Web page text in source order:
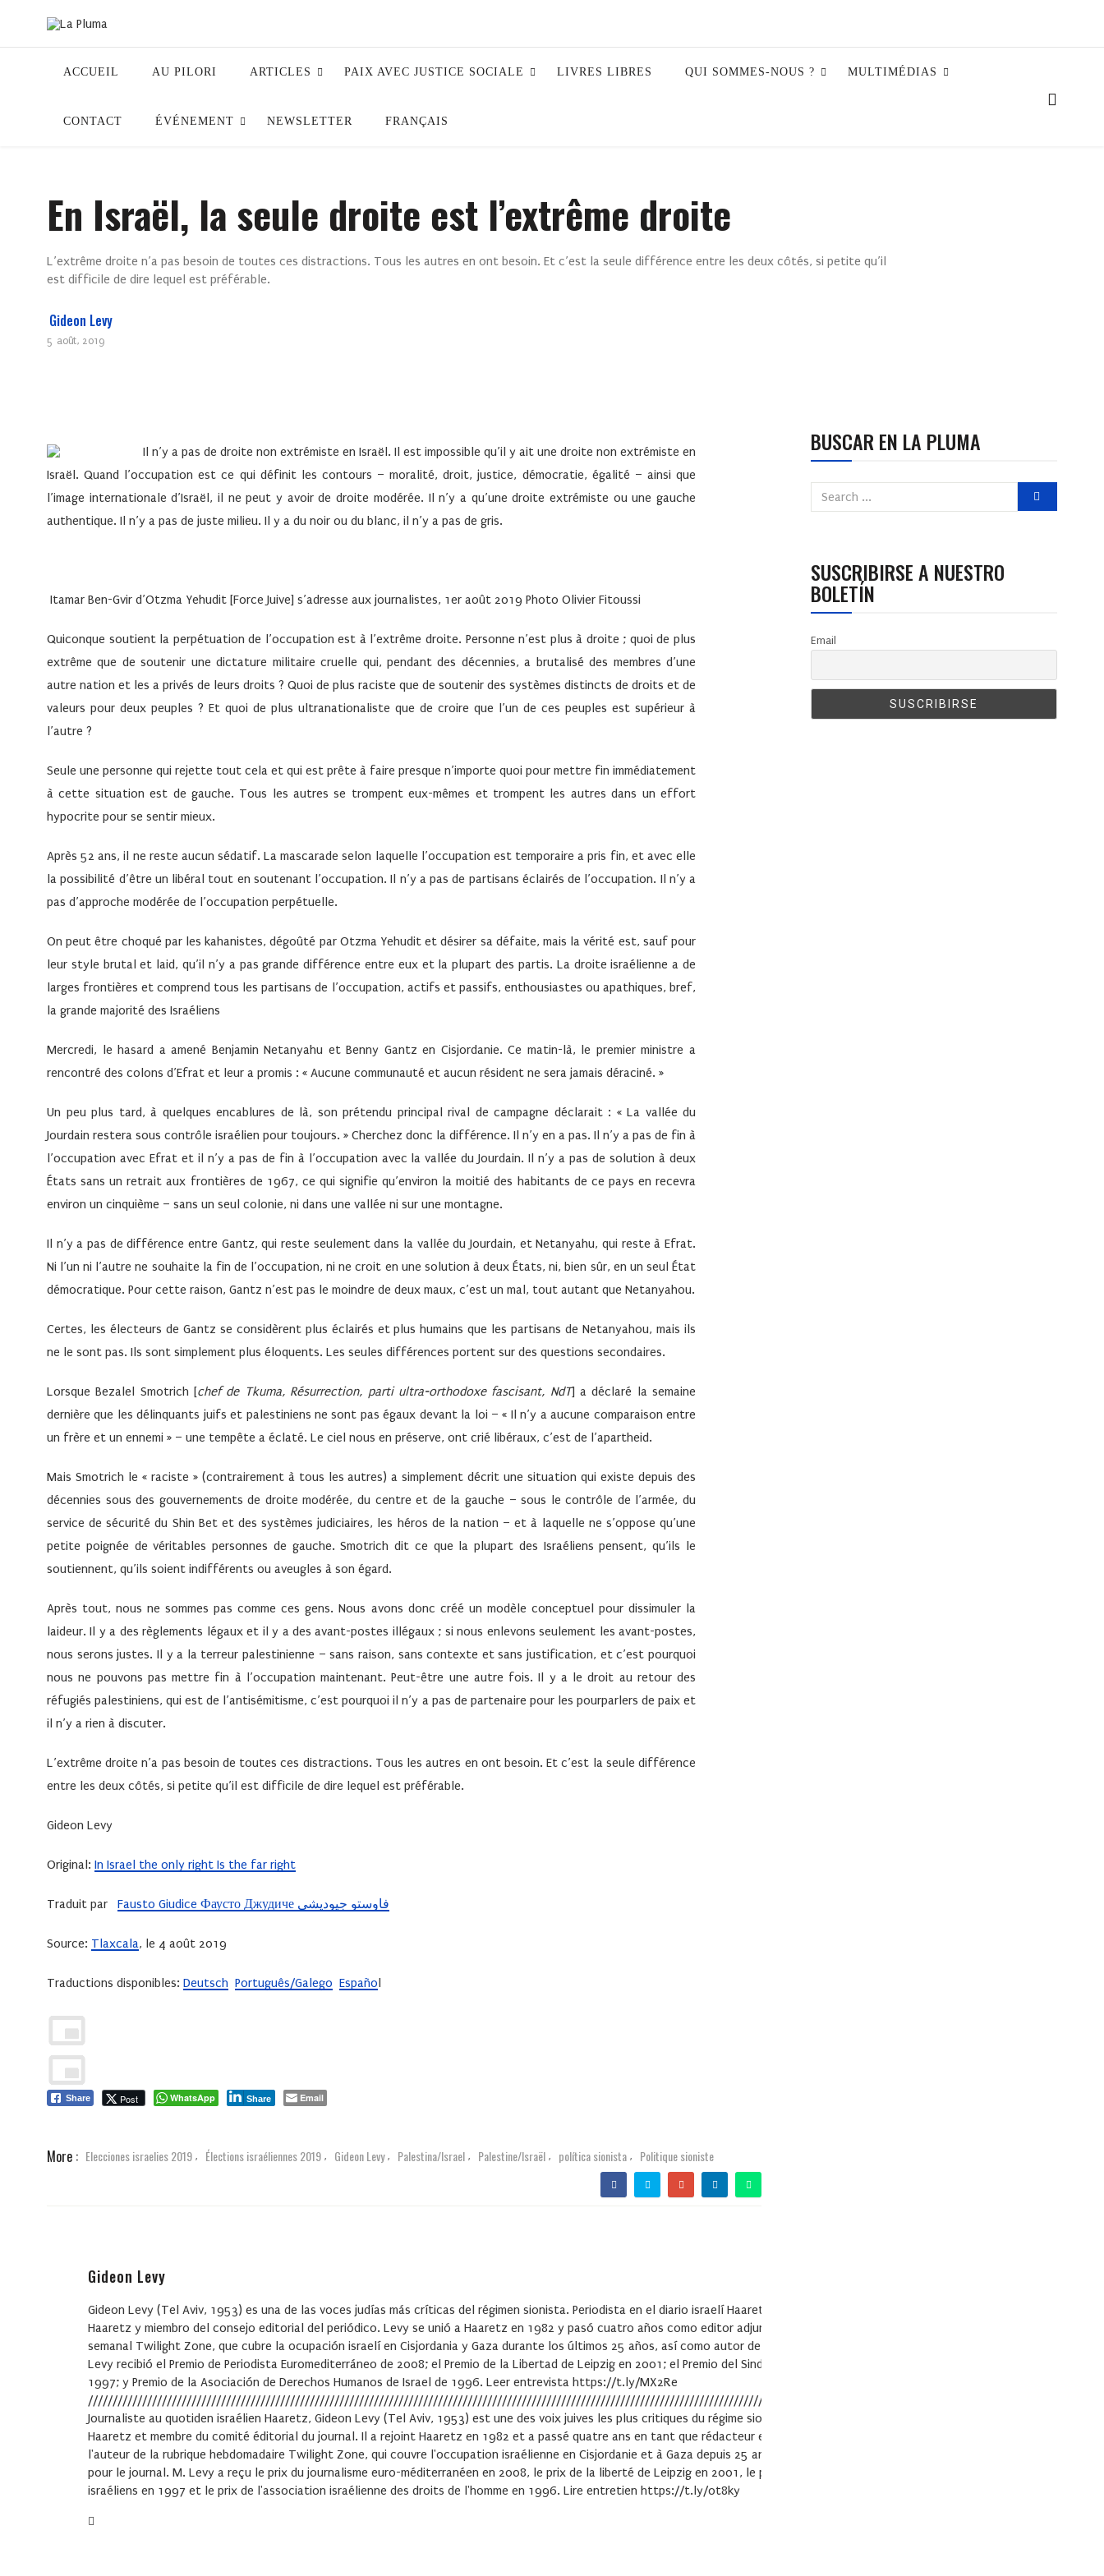
ACCUEIL AU PILORI ARTICLES PAIX AVEC JUSTICE SOCIALE LIVRES LIBRES QUI SOMMES-NOUS ? MULTIMÉDIAS
CONTACT ÉVÉNEMENT NEWSLETTER FRANÇAIS
En Israël, la seule droite est l’extrême droite
L’extrême droite n’a pas besoin de toutes ces distractions. Tous les autres en ont besoin. Et c’est la seule différence entre les deux côtés, si petite qu’il
est difficile de dire lequel est préférable.
Gideon Levy
5 août, 2019
Il n’y a pas de droite non extrémiste en Israël. Il est impossible qu’il y ait une droite non extrémiste en
Israël. Quand l’occupation est ce qui définit les contours – moralité, droit, justice, démocratie, égalité – ainsi que
l’image internationale d’Israël, il ne peut y avoir de droite modérée. Il n’y a qu’une droite extrémiste ou une gauche
authentique. Il n’y a pas de juste milieu. Il y a du noir ou du blanc, il n’y a pas de gris.
Itamar Ben-Gvir d’Otzma Yehudit [Force Juive] s’adresse aux journalistes, 1er août 2019 Photo Olivier Fitoussi
Quiconque soutient la perpétuation de l’occupation est à l’extrême droite. Personne n’est plus à droite ; quoi de plus
extrême que de soutenir une dictature militaire cruelle qui, pendant des décennies, a brutalisé des membres d’une
autre nation et les a privés de leurs droits ? Quoi de plus raciste que de soutenir des systèmes distincts de droits et de
valeurs pour deux peuples ? Et quoi de plus ultranationaliste que de croire que l’un de ces peuples est supérieur à
l’autre ?
Seule une personne qui rejette tout cela et qui est prête à faire presque n’importe quoi pour mettre fin immédiatement
à cette situation est de gauche. Tous les autres se trompent eux-mêmes et trompent les autres dans un effort
hypocrite pour se sentir mieux.
Après 52 ans, il ne reste aucun sédatif. La mascarade selon laquelle l’occupation est temporaire a pris fin, et avec elle
la possibilité d’être un libéral tout en soutenant l’occupation. Il n’y a pas de partisans éclairés de l’occupation. Il n’y a
pas d’approche modérée de l’occupation perpétuelle.
On peut être choqué par les kahanistes, dégoûté par Otzma Yehudit et désirer sa défaite, mais la vérité est, sauf pour
leur style brutal et laid, qu’il n’y a pas grande différence entre eux et la plupart des partis. La droite israélienne a de
larges frontières et comprend tous les partisans de l’occupation, actifs et passifs, enthousiastes ou apathiques, bref,
la grande majorité des Israéliens
Mercredi, le hasard a amené Benjamin Netanyahu et Benny Gantz en Cisjordanie. Ce matin-là, le premier ministre a
rencontré des colons d’Efrat et leur a promis : « Aucune communauté et aucun résident ne sera jamais déraciné. »
Un peu plus tard, à quelques encablures de là, son prétendu principal rival de campagne déclarait : « La vallée du
Jourdain restera sous contrôle israélien pour toujours. » Cherchez donc la différence. Il n’y en a pas. Il n’y a pas de fin à
l’occupation avec Efrat et il n’y a pas de fin à l’occupation avec la vallée du Jourdain. Il n’y a pas de solution à deux
États sans un retrait aux frontières de 1967, ce qui signifie qu’environ la moitié des habitants de ce pays en recevra
environ un cinquième – sans un seul colonie, ni dans une vallée ni sur une montagne.
Il n’y a pas de différence entre Gantz, qui reste seulement dans la vallée du Jourdain, et Netanyahu, qui reste à Efrat.
Ni l’un ni l’autre ne souhaite la fin de l’occupation, ni ne croit en une solution à deux États, ni, bien sûr, en un seul État
démocratique. Pour cette raison, Gantz n’est pas le moindre de deux maux, c’est un mal, tout autant que Netanyahou.
Certes, les électeurs de Gantz se considèrent plus éclairés et plus humains que les partisans de Netanyahou, mais ils
ne le sont pas. Ils sont simplement plus éloquents. Les seules différences portent sur des questions secondaires.
Lorsque Bezalel Smotrich [chef de Tkuma, Résurrection, parti ultra-orthodoxe fascisant, NdT] a déclaré la semaine
dernière que les délinquants juifs et palestiniens ne sont pas égaux devant la loi – « Il n’y a aucune comparaison entre
un frère et un ennemi » – une tempête a éclaté. Le ciel nous en préserve, ont crié libéraux, c’est de l’apartheid.
Mais Smotrich le « raciste » (contrairement à tous les autres) a simplement décrit une situation qui existe depuis des
décennies sous des gouvernements de droite modérée, du centre et de la gauche – sous le contrôle de l’armée, du
service de sécurité du Shin Bet et des systèmes judiciaires, les héros de la nation – et à laquelle ne s’oppose qu’une
petite poignée de véritables personnes de gauche. Smotrich dit ce que la plupart des Israéliens pensent, qu’ils le
soutiennent, qu’ils soient indifférents ou aveugles à son égard.
Après tout, nous ne sommes pas comme ces gens. Nous avons donc créé un modèle conceptuel pour dissimuler la
laideur. Il y a des règlements légaux et il y a des avant-postes illégaux ; si nous enlevons seulement les avant-postes,
nous serons justes. Il y a la terreur palestinienne – sans raison, sans contexte et sans justification, et c’est pourquoi
nous ne pouvons pas mettre fin à l’occupation maintenant. Peut-être une autre fois. Il y a le droit au retour des
réfugiés palestiniens, qui est de l’antisémitisme, c’est pourquoi il n’y a pas de partenaire pour les pourparlers de paix et
il n’y a rien à discuter.
L’extrême droite n’a pas besoin de toutes ces distractions. Tous les autres en ont besoin. Et c’est la seule différence
entre les deux côtés, si petite qu’il est difficile de dire lequel est préférable.
Gideon Levy
Original: In Israel the only right Is the far right
Traduit par Fausto Giudice Фаусто Джудиче فاوستو جيوديشي
Source: Tlaxcala, le 4 août 2019
Traductions disponibles: Deutsch Português/Galego Español
Share Post WhatsApp Share Email
More : Elecciones israelies 2019 , Élections israéliennes 2019 , Gideon Levy , Palestina/Israel , Palestine/Israël , política sionista , Politique sioniste
Gideon Levy
Gideon Levy (Tel Aviv, 1953) es una de las voces judías más críticas del régimen sionista. Periodista en el diario israelí Haaretz, Gideon Levy es columnista de
Haaretz y miembro del consejo editorial del periódico. Levy se unió a Haaretz en 1982 y pasó cuatro años como editor adjunto del diario. Es autor del artículo
semanal Twilight Zone, que cubre la ocupación israelí en Cisjordania y Gaza durante los últimos 25 años, así como autor de editoriales políticas para el medio.
Levy recibió el Premio de Periodista Euromediterráneo de 2008; el Premio de la Libertad de Leipzig en 2001; el Premio del Sindicato de Periodistas de Israel en
1997; y Premio de la Asociación de Derechos Humanos de Israel de 1996. Leer entrevista https://t.ly/MX2Re
/////////////////////////////////////////////////////////////////////////////////////////////////////////////////////////////////////////////////////////////////////////////////
Journaliste au quotiden israélien Haaretz, Gideon Levy (Tel Aviv, 1953) est une des voix juives les plus critiques du régime sioniste. Gideon Levy est chroniqueur à
Haaretz et membre du comité éditorial du journal. Il a rejoint Haaretz en 1982 et a passé quatre ans en tant que rédacteur en chef adjoint du journal. Il est
l'auteur de la rubrique hebdomadaire Twilight Zone, qui couvre l'occupation israélienne en Cisjordanie et à Gaza depuis 25 ans, ainsi que d'éditoriaux politiques
pour le journal. M. Levy a reçu le prix du journalisme euro-méditerranéen en 2008, le prix de la liberté de Leipzig en 2001, le prix du syndicat des journalistes
israéliens en 1997 et le prix de l'association israélienne des droits de l'homme en 1996. Lire entretien https://t.ly/ot8ky
BUSCAR EN LA PLUMA
SUSCRIBIRSE A NUESTRO
BOLETÍN
Email